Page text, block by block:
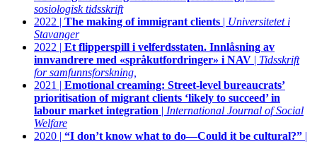
sosiologisk tidsskrift
2022 | The making of immigrant clients | Universitetet i
Stavanger
2022 | Et flipperspill i velferdsstaten. Innlåsning av
innvandrere med «språkutfordringer» i NAV | Tidsskrift
for samfunnsforskning,
2021 | Emotional creaming: Street‐level bureaucrats’
prioritisation of migrant clients ‘likely to succeed’ in
labour market integration | International Journal of Social
Welfare
2020 | “I don’t know what to do—Could it be cultural?” |